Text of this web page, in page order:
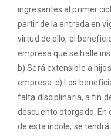
ingresantes al primer
partir de la entrada en
virtud de ello, el
empresa que se halle
b) Será extensible a
empresa. c) Los
falta disciplinaria, a fin
descuento otorgado. En
de esta índole, se